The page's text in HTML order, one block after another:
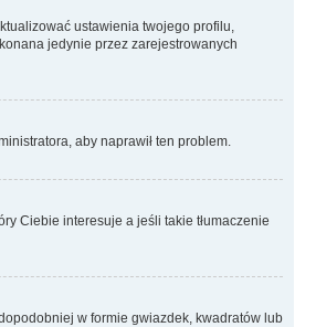
ustawienia twojego profilu,
jedynie przez zarejestrowanych
aby naprawił ten problem.
Ciebie interesuje a jeśli takie tłumaczenie
w formie gwiazdek, kwadratów lub